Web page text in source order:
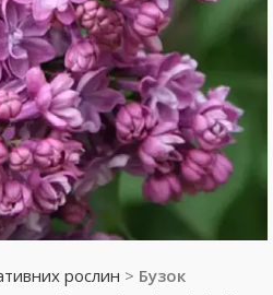
рослин > Бузок